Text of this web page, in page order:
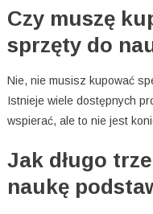
Czy muszę
sprzęty do
Nie, nie musisz kupować
Istnieje wiele dostępnych
wspierać, ale to nie jest
Jak długo
naukę